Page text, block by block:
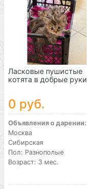
Ласковые пушистые
котята в добрые руки
0 руб.
Объявления о дарении:
Москва
Сибирская
Пол: Разнополые
Возраст: 3 мес.